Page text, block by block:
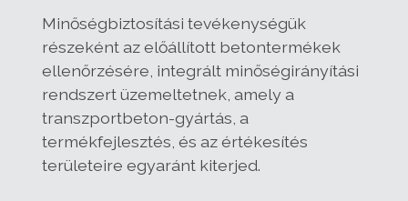
Minőségbiztosítási tevékenységük
részeként az előállított betontermékek
ellenőrzésére, integrált minőségirányítási
rendszert üzemeltetnek, amely a
transzportbeton-gyártás, a
termékfejlesztés, és az értékesítés
területeire egyaránt kiterjed.